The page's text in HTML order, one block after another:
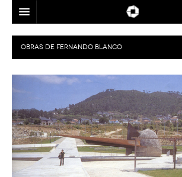
ARQUITECTOS
LOCALIZACIÓN
A CORUÑA
LUGO
OURENSE
PONTEVEDRA
ÉPOCA
ANOS 1960
ANOS 1970
ANOS 1980
USOS
PREMIOS
BIENAL ESPAÑOLA DE ARQUITECTURA Y
CONTACTO
OBRAS DE FERNANDO BLANCO